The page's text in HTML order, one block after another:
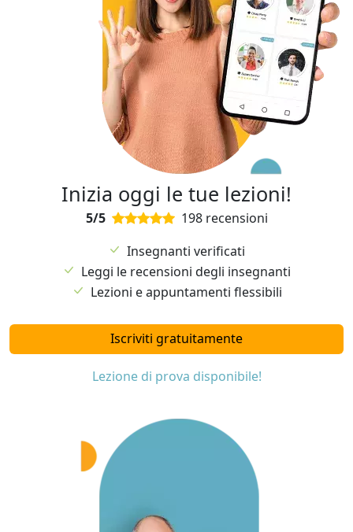
Inizia oggi le tue lezioni!
5/5
198 recensioni
Insegnanti verificati
Leggi le recensioni degli insegnanti
Lezioni e appuntamenti flessibili
Iscriviti gratuitamente
Lezione di prova disponibile!